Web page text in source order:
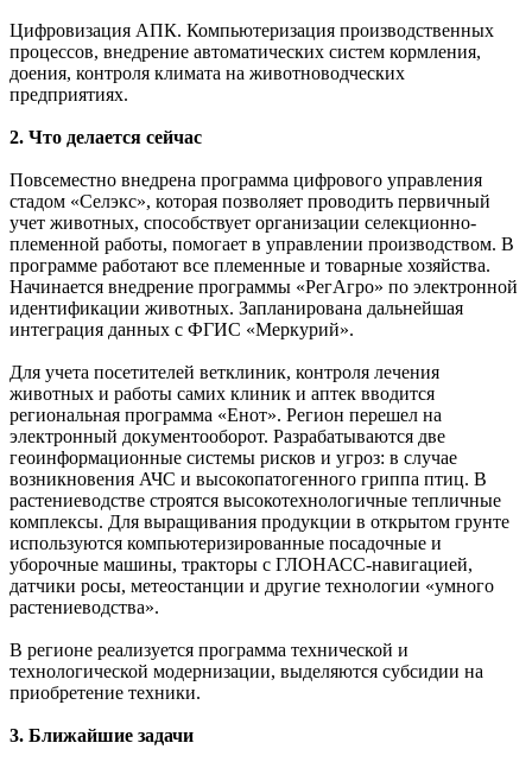
Цифровизация АПК. Компьютеризация производственных
процессов, внедрение автоматических систем кормления,
доения, контроля климата на животноводческих
предприятиях.
2. Что делается сейчас
Повсеместно внедрена программа цифрового управления
стадом «Селэкс», которая позволяет проводить первичный
учет животных, способствует организации селекционно-
племенной работы, помогает в управлении производством. В
программе работают все племенные и товарные хозяйства.
Начинается внедрение программы «РегАгро» по электронной
идентификации животных. Запланирована дальнейшая
интеграция данных с ФГИС «Меркурий».
Для учета посетителей ветклиник, контроля лечения
животных и работы самих клиник и аптек вводится
региональная программа «Енот». Регион перешел на
электронный документооборот. Разрабатываются две
геоинформационные системы рисков и угроз: в случае
возникновения АЧС и высокопатогенного гриппа птиц. В
растениеводстве строятся высокотехнологичные тепличные
комплексы. Для выращивания продукции в открытом грунте
используются компьютеризированные посадочные и
уборочные машины, тракторы с ГЛОНАСС-навигацией,
датчики росы, метеостанции и другие технологии «умного
растениеводства».
В регионе реализуется программа технической и
технологической модернизации, выделяются субсидии на
приобретение техники.
3. Ближайшие задачи